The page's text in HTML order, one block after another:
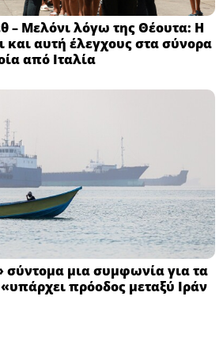
– Μελόνι λόγω της Θέουτα: Η
και αυτή έλεγχους στα σύνορα
από Ιταλία
μια συμφωνία για τα
πρόοδος μεταξύ Ιράν